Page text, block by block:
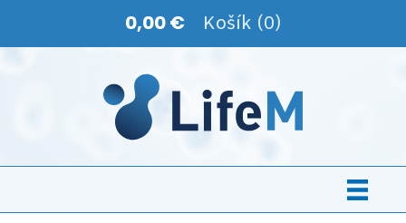
0,00 € Košík (0)